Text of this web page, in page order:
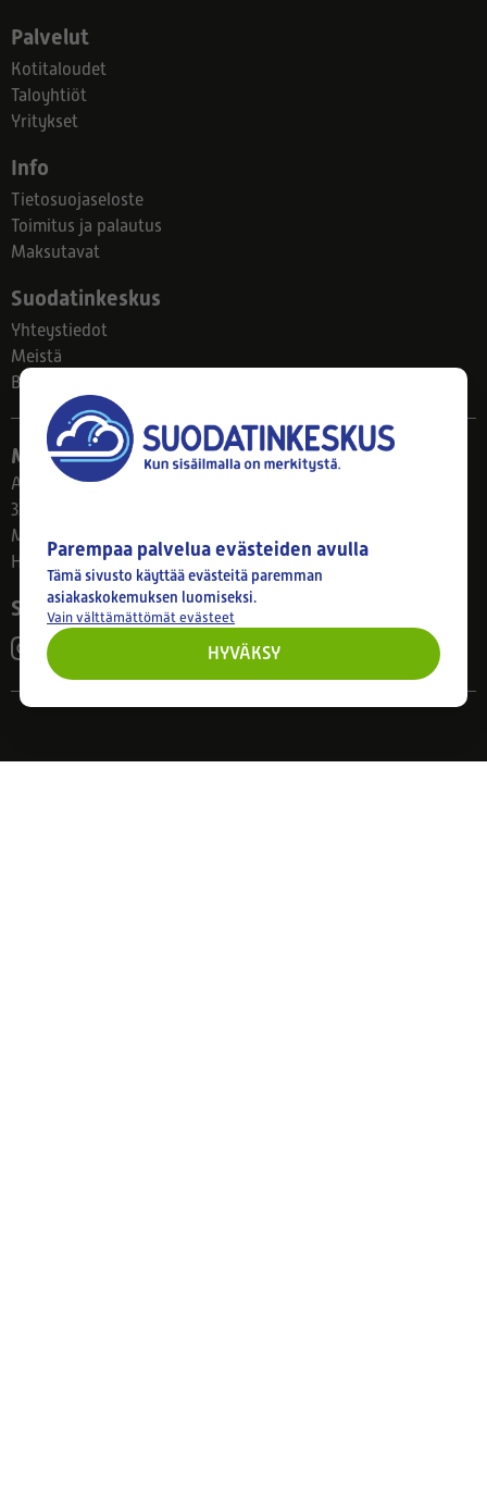
Palvelut
Kotitaloudet
Taloyhtiöt
Yritykset
Info
Tietosuojaseloste
Toimitus ja palautus
Maksutavat
Suodatinkeskus
Yhteystiedot
Meistä
Blogi
Myymälä
Ahlmanintie 61
33800 Tampere
Ma–Pe 8–17
Huom! Myymälän poikkeusaukiolot: 27.7.-21.8. klo 8-16
Seuraa meitä
Parempaa palvelua evästeiden avulla
Tämä sivusto käyttää evästeitä paremman
asiakaskokemuksen luomiseksi.
Vain välttämättömät evästeet
HYVÄKSY